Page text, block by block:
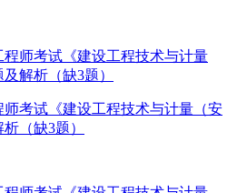
师考试《建设工程技术与计量（安
（缺3题）